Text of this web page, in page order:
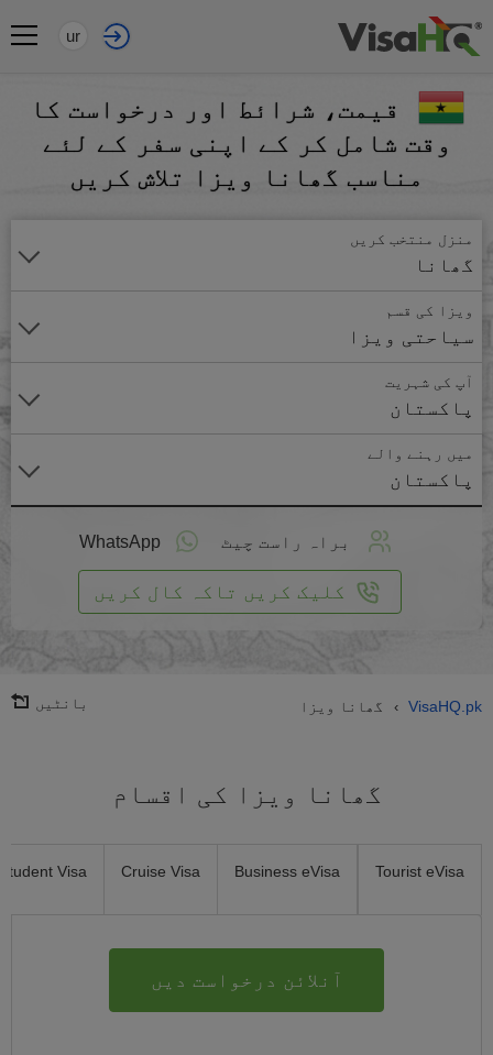
ur
قیمت، شرائط اور درخواست کا
وقت شامل کر کے اپنی سفر کے لئے
مناسب گھانا ویزا تلاش کریں
منزل منتخب کریں
گھانا
ویزا کی قسم
سیاحتی ویزا
آپ کی شہریت
پاکستان
میں رہنے والے
پاکستان
براہ راست چیٹ WhatsApp
کلیک کریں تاکہ کال کریں
VisaHQ.pk
› گھانا ویزا بانٹیں
گھانا ویزا کی اقسام
Tourist eVisa
Business eVisa
Cruise Visa
Student Visa
آنلائن درخواست دیں